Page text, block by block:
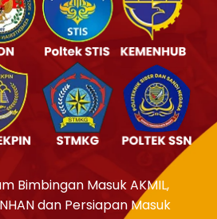
Bimbingan Masuk AKMIL,
dan Persiapan Masuk